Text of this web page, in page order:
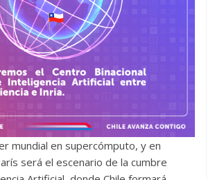
mundial en supercómputo, y en
será el escenario de la cumbre